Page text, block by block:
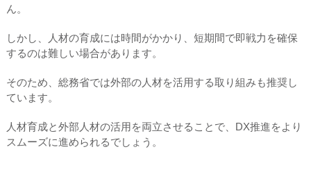
ん。
しかし、人材の育成には時間がかかり、短期間で即戦力を確保
するのは難しい場合があります。
そのため、総務省では外部の人材を活用する取り組みも推奨し
ています。
人材育成と外部人材の活用を両立させることで、DX推進をより
スムーズに進められるでしょう。